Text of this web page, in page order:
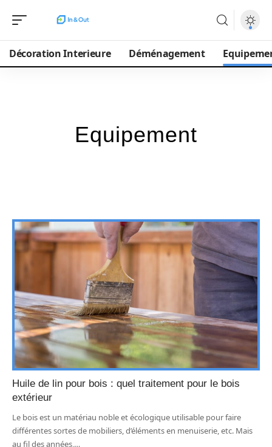
Décoration Interieure Déménagement
Equipement
Huile de lin pour bois : quel traitement pour le bois
extérieur
Le bois est un matériau noble et écologique utilisable pour faire
différentes sortes de mobiliers, d’éléments en menuiserie, etc. Mais
au fil des années,…